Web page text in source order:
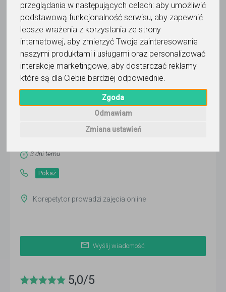
przeglądania w następujących celach: aby umożliwić
podstawową funkcjonalność serwisu, aby zapewnić
lepsze wrażenia z korzystania ze strony
internetowej, aby zmierzyć Twoje zainteresowanie
naszymi produktami i usługami oraz personalizować
interakcje marketingowe, aby dostarczać reklamy
które są dla Ciebie bardziej odpowiednie.
Zgoda
Odmawiam
Zmiana ustawień
Łukasz
Wyślij wiadomość
3 dni temu
Pokaż
Korepetytor prowadzi zajęcia online
Wyślij wiadomość
5,0/5